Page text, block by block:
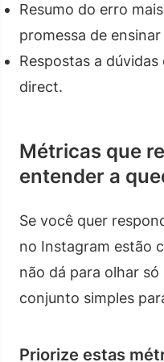
Resumo do erro
promessa de
Respostas a
direct.
Métricas que
entender a
Se você quer
no Instagram estão
não dá para olhar só
conjunto simples
Priorize estas